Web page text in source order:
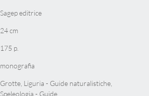
Sagep editrice
24 cm
175 p.
monografia
Grotte, Liguria - Guide naturalistiche,
Speleologia - Guide